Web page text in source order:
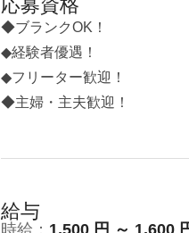
応募資格
◆ブランクOK！
◆経験者優遇！
◆フリーター歓迎！
◆主婦・主夫歓迎！
給与
時給： 1,500 円 ～ 1,600